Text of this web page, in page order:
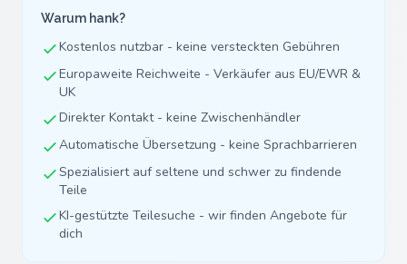
Warum hank?
Kostenlos nutzbar - keine versteckten Gebühren
Europaweite Reichweite - Verkäufer aus EU/EWR &
UK
Direkter Kontakt - keine Zwischenhändler
Automatische Übersetzung - keine Sprachbarrieren
Spezialisiert auf seltene und schwer zu findende
Teile
KI-gestützte Teilesuche - wir finden Angebote für
dich